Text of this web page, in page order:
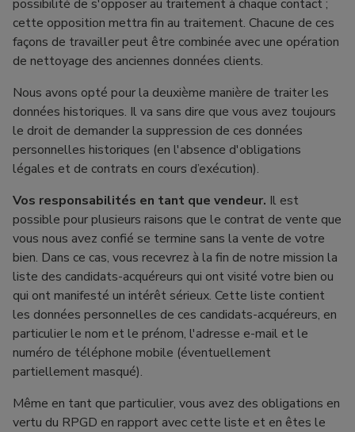
possibilité de s'opposer au traitement à chaque contact ;
cette opposition mettra fin au traitement. Chacune de ces
façons de travailler peut être combinée avec une opération
de nettoyage des anciennes données clients.
Nous avons opté pour la deuxième manière de traiter les
données historiques. Il va sans dire que vous avez toujours
le droit de demander la suppression de ces données
personnelles historiques (en l'absence d'obligations
légales et de contrats en cours d’exécution).
Vos responsabilités en tant que vendeur. Il est
possible pour plusieurs raisons que le contrat de vente que
vous nous avez confié se termine sans la vente de votre
bien. Dans ce cas, vous recevrez à la fin de notre mission la
liste des candidats-acquéreurs qui ont visité votre bien ou
qui ont manifesté un intérêt sérieux. Cette liste contient
les données personnelles de ces candidats-acquéreurs, en
particulier le nom et le prénom, l'adresse e-mail et le
numéro de téléphone mobile (éventuellement
partiellement masqué).
Même en tant que particulier, vous avez des obligations en
vertu du RPGD en rapport avec cette liste et en êtes le